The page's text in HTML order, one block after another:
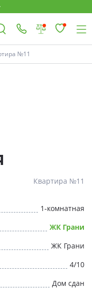
№11
Квартира №11
1-комнатная
ЖК Грани
ЖК Грани
4/10
Дом сдан
Комнатность
в